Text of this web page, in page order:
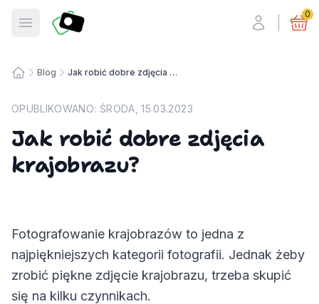
Otwórz menu
Fotosmart 0
Blog Jak robić dobre zdjęcia krajobrazu?
OPUBLIKOWANO: ŚRODA, 15.03.2023
Jak robić dobre zdjęcia
krajobrazu?
Fotografowanie krajobrazów to jedna z
najpiękniejszych kategorii fotografii. Jednak żeby
zrobić piękne zdjęcie krajobrazu, trzeba skupić
się na kilku czynnikach.